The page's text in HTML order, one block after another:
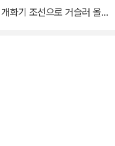
화기 조선으로 거슬러 올
열리면서 쏟아져 들어온
극복의 대상으로 개념화
를 묻기 전에 서양산 사회
과거로의 여행을 떠난다.